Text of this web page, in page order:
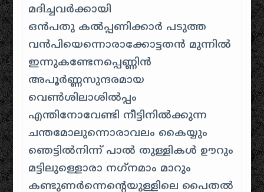
മദിച്ചവര്‍ക്കായി
ഒന്‍പതു കല്‍പ്പണിക്കാര്‍ പടുത്ത
വന്‍പിയെന്നൊരാക്കോട്ടതന്‍ മുന്നിൽ
ഇന്നുകണ്ടേനപ്പെണ്ണിന്‍
അപൂര്‍ണ്ണസുന്ദരമായ
വെണ്‍ശിലാശില്‍പ്പം
എന്തിനോവേണ്ടി നീട്ടിനില്‍ക്കുന്ന
ചന്തമോലുന്നൊരാവലം കൈയ്യും
ഞെട്ടില്‍നിന്ന് പാല്‍ തുള്ളികള്‍ ഊറും
മട്ടിലുള്ളൊരാ നഗ്‌നമാം മാറും
കണ്ടുണര്‍ന്നെന്റെയുള്ളിലെ പൈതല്‍